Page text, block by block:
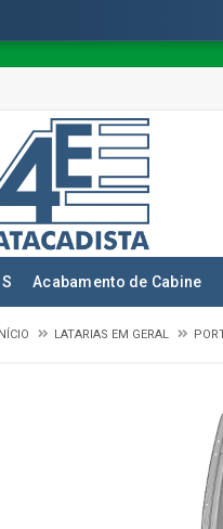
Acabamento de Cabine
LATARIAS EM GERAL